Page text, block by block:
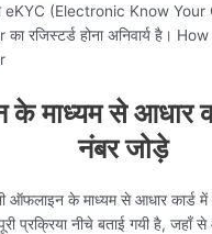
eKYC (Electronic Know
रजिस्टर्ड होना अनिवार्य है।
माध्यम से आधार
नंबर जोड़े
ऑफलाइन के माध्यम से आधार कार्ड में
प्रक्रिया नीचे बताई गयी है,